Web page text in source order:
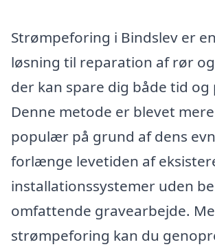
Strømpeforing i Bindslev er
løsning til reparation af rør
der kan spare dig både tid og
Denne metode er blevet
populær på grund af dens
forlænge levetiden af
installationssystemer uden
omfattende gravearbejde.
strømpeforing kan du